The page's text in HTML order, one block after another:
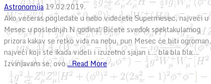
Astronomija 19.02.2019.
Ako večeras pogledate u nebo videćete Supermesec, najveći u
Mesec u poslednjih N godina! Bićete svedok spektakularnog
prizora kakav se retko viđa na nebu, pun Mesec će biti ogroman,
najveći koji ste ikada videli i izuzetno sjajan i…. bla bla bla….
Izvinjavam se, ovo...Read More